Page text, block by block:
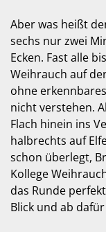
Aber was heißt
sechs nur zwei
Ecken. Fast alle
Weihrauch auf
ohne
nicht verstehen.
Flach hinein ins
halbrechts auf
schon überlegt,
Kollege
das Runde
Blick und ab